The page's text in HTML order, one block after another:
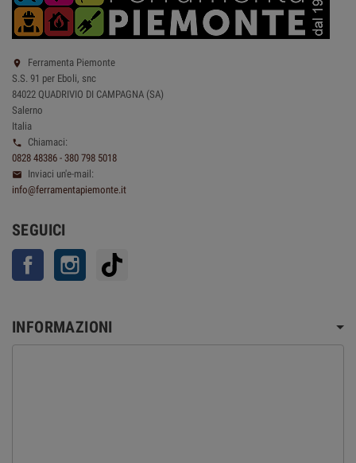

Ferramenta Piemonte
S.S. 91 per Eboli, snc
84022 QUADRIVIO DI CAMPAGNA (SA)
Salerno
Italia

Chiamaci:
0828 48386 - 380 798 5018

Inviaci un'e-mail:
info@ferramentapiemonte.it
SEGUICI
Facebook Instagram
INFORMAZIONI